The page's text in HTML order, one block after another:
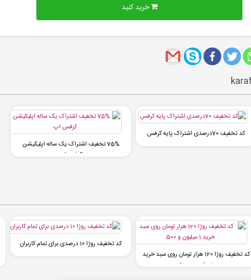
خرید کنید
کد تخفیف 70درصدی اشتراک پایه کرفس
75% تخفیف اشتراک یک ساله اپلیکیشن
کرفس اپ
کد تخفیف روژا 120 هزار تومان روی سبد خرید
1 میلیون و 500
کد تخفیف روژا 10 درصدی برای تمام کاربران